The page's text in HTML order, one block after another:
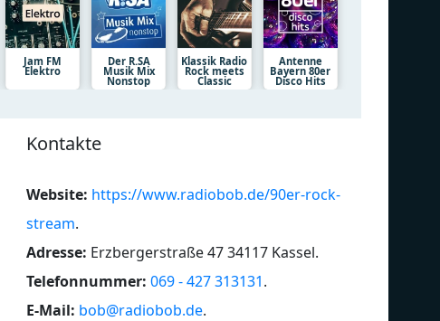
Jam FM
Elektro
Der R.SA
Musik Mix
Nonstop
Klassik Radio
Rock meets
Classic
Antenne
Bayern 80er
Disco Hits
Kontakte
Website: https://www.radiobob.de/90er-rock-
stream.
Adresse: Erzbergerstraße 47 34117 Kassel.
Telefonnummer: 069 - 427 313131.
E-Mail: bob@radiobob.de.